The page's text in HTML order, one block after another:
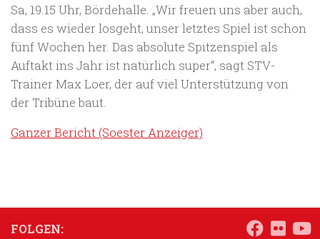
Sa, 19.15 Uhr, Bördehalle. „Wir freuen uns aber auch,
dass es wieder losgeht, unser letztes Spiel ist schon
fünf Wochen her. Das absolute Spitzenspiel als
Auftakt ins Jahr ist natürlich super“, sagt STV-
Trainer Max Loer, der auf viel Unterstützung von
der Tribüne baut.
Ganzer Bericht (Soester Anzeiger)
FOLGEN: